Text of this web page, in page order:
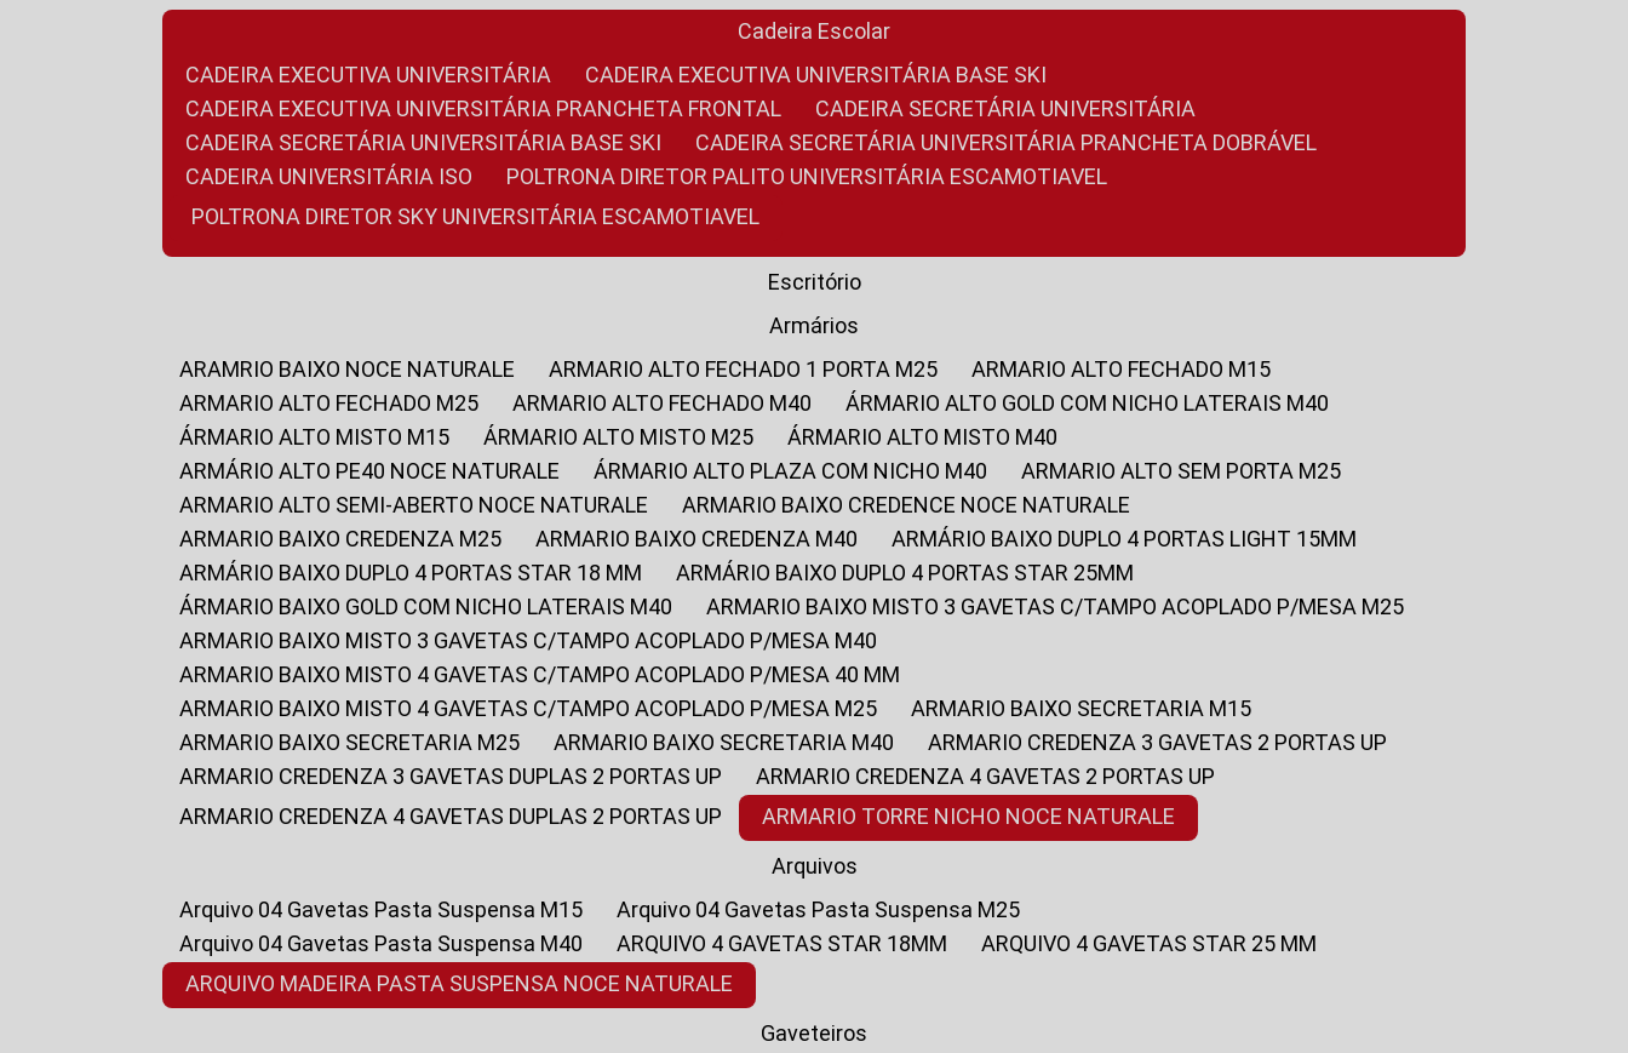
Cadeira Escolar
CADEIRA EXECUTIVA UNIVERSITÁRIA
CADEIRA EXECUTIVA UNIVERSITÁRIA BASE SKI
CADEIRA EXECUTIVA UNIVERSITÁRIA PRANCHETA FRONTAL
CADEIRA SECRETÁRIA UNIVERSITÁRIA
CADEIRA SECRETÁRIA UNIVERSITÁRIA BASE SKI
CADEIRA SECRETÁRIA UNIVERSITÁRIA PRANCHETA DOBRÁVEL
CADEIRA UNIVERSITÁRIA ISO
POLTRONA DIRETOR PALITO UNIVERSITÁRIA ESCAMOTIAVEL
POLTRONA DIRETOR SKY UNIVERSITÁRIA ESCAMOTIAVEL
Escritório
Armários
ARAMRIO BAIXO NOCE NATURALE
ARMARIO ALTO FECHADO 1 PORTA M25
ARMARIO ALTO FECHADO M15
ARMARIO ALTO FECHADO M25
ARMARIO ALTO FECHADO M40
ÁRMARIO ALTO GOLD COM NICHO LATERAIS M40
ÁRMARIO ALTO MISTO M15
ÁRMARIO ALTO MISTO M25
ÁRMARIO ALTO MISTO M40
ARMÁRIO ALTO PE40 NOCE NATURALE
ÁRMARIO ALTO PLAZA COM NICHO M40
ARMARIO ALTO SEM PORTA M25
ARMARIO ALTO SEMI-ABERTO NOCE NATURALE
ARMARIO BAIXO CREDENCE NOCE NATURALE
ARMARIO BAIXO CREDENZA M25
ARMARIO BAIXO CREDENZA M40
ARMÁRIO BAIXO DUPLO 4 PORTAS LIGHT 15MM
ARMÁRIO BAIXO DUPLO 4 PORTAS STAR 18 MM
ARMÁRIO BAIXO DUPLO 4 PORTAS STAR 25MM
ÁRMARIO BAIXO GOLD COM NICHO LATERAIS M40
ARMARIO BAIXO MISTO 3 GAVETAS C/TAMPO ACOPLADO P/MESA M25
ARMARIO BAIXO MISTO 3 GAVETAS C/TAMPO ACOPLADO P/MESA M40
ARMARIO BAIXO MISTO 4 GAVETAS C/TAMPO ACOPLADO P/MESA 40 MM
ARMARIO BAIXO MISTO 4 GAVETAS C/TAMPO ACOPLADO P/MESA M25
ARMARIO BAIXO SECRETARIA M15
ARMARIO BAIXO SECRETARIA M25
ARMARIO BAIXO SECRETARIA M40
ARMARIO CREDENZA 3 GAVETAS 2 PORTAS UP
ARMARIO CREDENZA 3 GAVETAS DUPLAS 2 PORTAS UP
ARMARIO CREDENZA 4 GAVETAS 2 PORTAS UP
ARMARIO CREDENZA 4 GAVETAS DUPLAS 2 PORTAS UP
ARMARIO TORRE NICHO NOCE NATURALE
Arquivos
Arquivo 04 Gavetas Pasta Suspensa M15
Arquivo 04 Gavetas Pasta Suspensa M25
Arquivo 04 Gavetas Pasta Suspensa M40
ARQUIVO 4 GAVETAS STAR 18MM
ARQUIVO 4 GAVETAS STAR 25 MM
ARQUIVO MADEIRA PASTA SUSPENSA NOCE NATURALE
Gaveteiros